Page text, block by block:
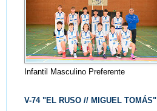
Infantil Masculino Preferente
V-74 "EL RUSO // MIGUEL TOMÁS"